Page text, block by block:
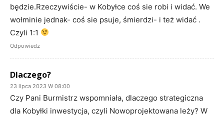
będzie.Rzeczywiście- w Kobyłce coś sie robi i widać. We
wołminie jednak- coś sie psuje, śmierdzi- i też widać .
Czyli 1:1
Odpowiedz
Dlaczego?
23 lipca 2023 W 08:00
Czy Pani Burmistrz wspomniała, dlaczego strategiczna
dla Kobyłki inwestycja, czyli Nowoprojektowana leży? W